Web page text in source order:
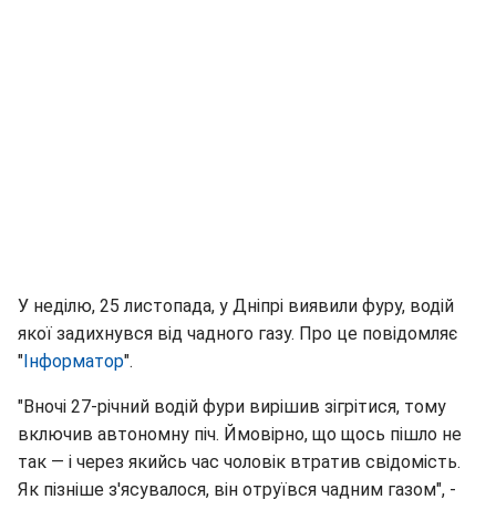
У неділю, 25 листопада, у Дніпрі виявили фуру, водій
якої задихнувся від чадного газу. Про це повідомляє
" Інформатор".
"Вночі 27-річний водій фури вирішив зігрітися, тому
включив автономну піч. Ймовірно, що щось пішло не
так — і через якийсь час чоловік втратив свідомість.
Як пізніше з'ясувалося, він отруївся чадним газом", -